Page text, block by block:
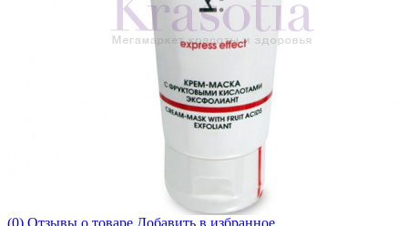
(0) Отзывы о товаре Добавить в избранное